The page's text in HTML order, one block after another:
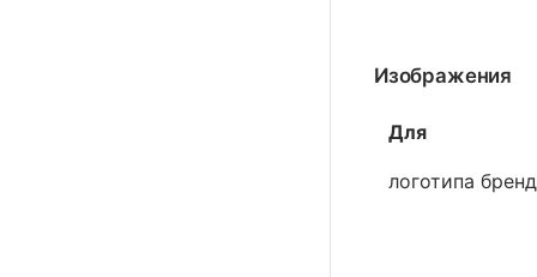
Изображения
Для
логотипа